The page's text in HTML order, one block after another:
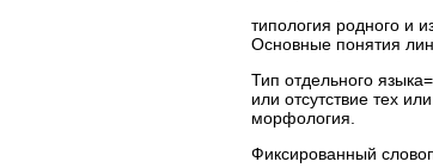
типология родного и
Основные понятия
Тип отдельного
или отсутствие тех
морфология.
Фиксированный